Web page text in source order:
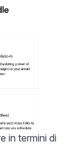
in termini di